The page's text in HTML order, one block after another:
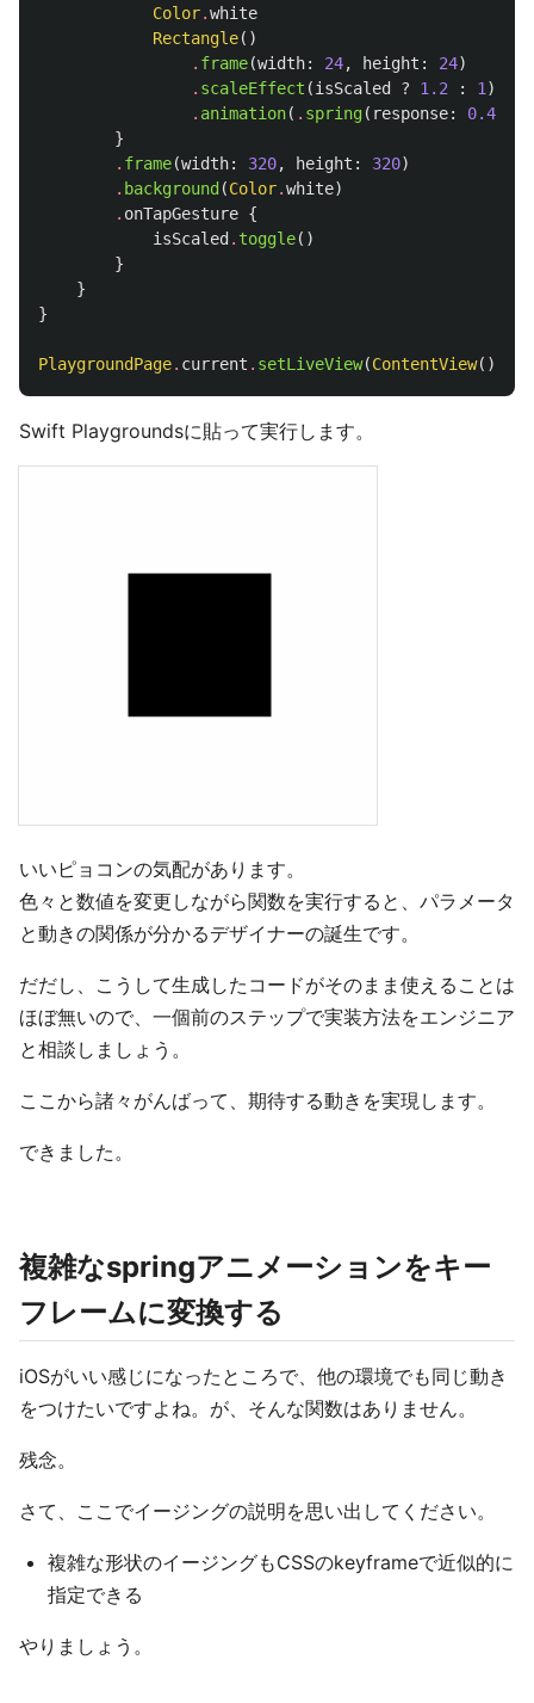
Color.white
Rectangle()
. frame(width: 24, height : 24)
. scaleEffect (isScaled ? 1.2 : 1)
. animation( . spring( response: 0.4
}
. frame(width: 320, height : 320)
. background (Color.white)
. onTapGesture {
isScaled . toggle()
}
}
}
PlaygroundPage. current . setLiveView(ContentView())
Swift Playgroundsに貼って実行します。
いいピョコンの気配があります。
色々と数値を変更しながら関数を実行すると、パラメータ
と動きの関係が分かるデザイナーの誕生です。
だだし、こうして生成したコードがそのまま使えることは
ほぼ無いので、一個前のステップで実装方法をエンジニア
と相談しましょう。
ここから諸々がんばって、期待する動きを実現します。
できました。
複雑なspringアニメーションをキー
フレームに変換する
iOSがいい感じになったところで、他の環境でも同じ動き
をつけたいですよね。が、そんな関数はありません。
残念。
さて、ここでイージングの説明を思い出してください。
複雑な形状のイージングもCSSのkeyframeで近似的に
指定できる
やりましょう。